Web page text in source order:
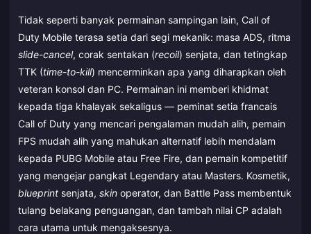
Tidak seperti banyak permainan sampingan lain, Call of
Duty Mobile terasa setia dari segi mekanik: masa ADS, ritma
slide-cancel, corak sentakan (recoil) senjata, dan tetingkap
TTK (time-to-kill) mencerminkan apa yang diharapkan oleh
veteran konsol dan PC. Permainan ini memberi khidmat
kepada tiga khalayak sekaligus — peminat setia francais
Call of Duty yang mencari pengalaman mudah alih, pemain
FPS mudah alih yang mahukan alternatif lebih mendalam
kepada PUBG Mobile atau Free Fire, dan pemain kompetitif
yang mengejar pangkat Legendary atau Masters. Kosmetik,
blueprint senjata, skin operator, dan Battle Pass membentuk
tulang belakang penguangan, dan tambah nilai CP adalah
cara utama untuk mengaksesnya.